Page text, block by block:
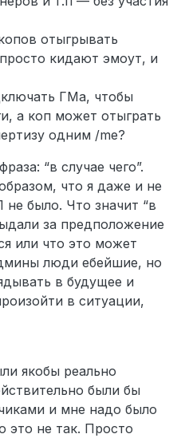
отыгрывать
кидают эмоут, и
ГМа, чтобы
а коп может отыграть
одним /me?
“в случае чего”.
что я даже и не
было. Что значит “в
за предположение
или что это может
люди ебейшие, но
в будущее и
в ситуации,
якобы реально
были бы
и мне надо было
это не так. Просто